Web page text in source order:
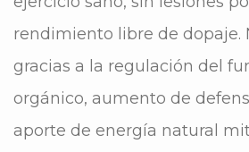
rendimiento libre de dopaje.
gracias a la regulación del
orgánico, aumento de
aporte de energía natural